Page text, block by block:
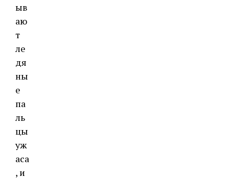
ыв
аю
т
ле
дя
ны
е
па
ль
цы
уж
аса
, и